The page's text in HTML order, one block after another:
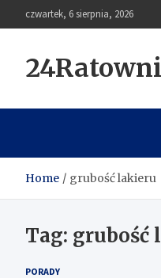
to
czwartek, 6 sierpnia, 2026
Home grubość lakieru
Tag: grubość
PORADY